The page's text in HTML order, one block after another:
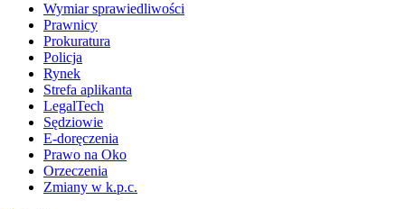
Wymiar sprawiedliwości
Prawnicy
Prokuratura
Policja
Rynek
Strefa aplikanta
LegalTech
Sędziowie
E-doręczenia
Prawo na Oko
Orzeczenia
Zmiany w k.p.c.